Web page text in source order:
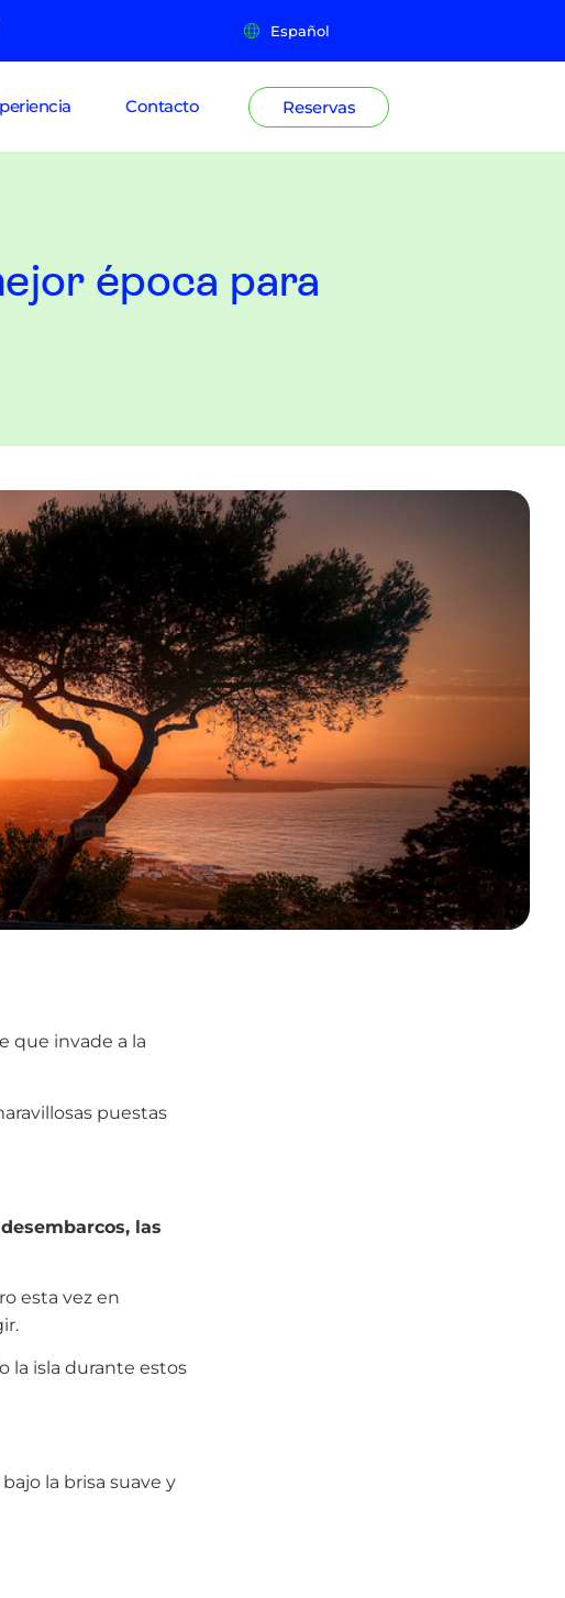
Español
Contacto Reservas
época para
que invade a la
puestas
las
esta vez en
la isla durante estos
la brisa suave y